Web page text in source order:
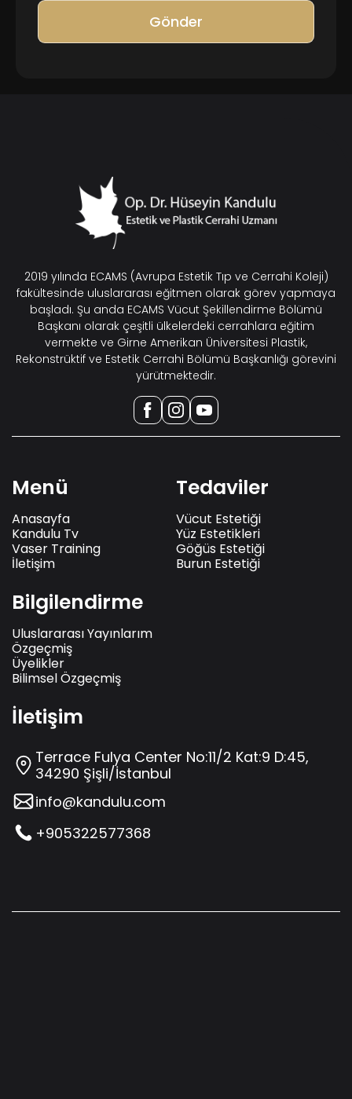
Gönder
2019 yılında ECAMS (Avrupa Estetik Tıp ve Cerrahi Koleji)
fakültesinde uluslararası eğitmen olarak görev yapmaya
başladı. Şu anda ECAMS Vücut Şekillendirme Bölümü
Başkanı olarak çeşitli ülkelerdeki cerrahlara eğitim
vermekte ve Girne Amerikan Üniversitesi Plastik,
Rekonstrüktif ve Estetik Cerrahi Bölümü Başkanlığı görevini
yürütmektedir.
Menü
Anasayfa
Kandulu Tv
Vaser Training
İletişim
Tedaviler
Vücut Estetiği
Yüz Estetikleri
Göğüs Estetiği
Burun Estetiği
Bilgilendirme
Uluslararası Yayınlarım
Özgeçmiş
Üyelikler
Bilimsel Özgeçmiş
İletişim
Terrace Fulya Center No:11/2 Kat:9 D:45,
34290 Şişli/İstanbul
info@kandulu.com
+905322577368